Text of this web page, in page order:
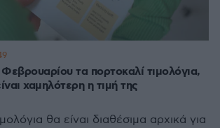
τα πορτοκαλί τιμολόγια,
χαμηλότερη η τιμή της
θα είναι διαθέσιμα αρχικά για